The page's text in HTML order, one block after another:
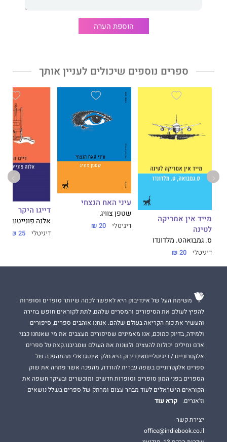
בדרכו להשלים את מכתבה הלא-גמור של סבתו שלו הוא מחיה עולם
שלם של דמויות משפחתיות לא-נשכחות, מלאונרדו הדנדי, דרך חָקוֹבוֹ,
סוחר הכובעים בעל החלומות ההנדסיים, ועד לידיה, סוחרת האמנות
היו זמנים בארגנטינההוא סיפור התבגרות, רומן פוליטי ושיר אהבה
לאלו שאינם עוד. סיור בנבכי אילן יוחסין הנפרש על פני טריטוריה
אמיתית ופנטסטית, זרה אך אוניברסלית. ספר המביא אותנו לתהות על
משמעותה של זהות בעולם התזזיתי שבו אנחנו חיים.
– סופר, משורר ומתרגם – נולד בבואנוס איירס ב-1977
לזוג מוזיקאים: אם ממוצא איטלקי-ספרדי ואב יהודי-גרמני. בנעוריו
היגרה משפחתו לגרנדה שבספרד, ושם הוא חי גם כיום.
הוא למד פילולוגיה ספרדית בגרנדה ולימד ספרות לטינו-אמריקנית.
נאומן נחשב כיום לאחד הסופרים החשובים בדור הספרותי החדש
בזכות ספרו "נוסע המאה", רומן שזכה להצלחה רבה הן בספרדית והן
בתרגומים השונים. כמו כן קיבל את פרס המבקרים (2010) ואת פרס
הלטינו-אמריקאים הצעירים המצטיינים.
נאומן פרסם עד היום שבעה רומנים, תשעה ספרי שירה, חמישה
קובצי סיפורים קצרים, ספר מסעות, ספר אפוריזמים, עשרות מאמרים
לעיתונות, ובזמנו הפנוי הוא מחבר גם קומיקס. ספריו תורגמו עד כה
זהו ספרו השני הרואה אור ב"תשע נשמות", לאחר "לדבר לעצמנו".
על המחבר ויצירתו:
"יכולת כתיבה היא תכונה שאנו מוצאים לעתים רחוקות מאוד.
הרף".
גרדיאן
הוספת הערה
ספרים נוספים שיכולים לעניין אותך
מייד אין אמריקה
לטינה
ס. גמבואהט. מלדונדו
דיגיטלי 20 ₪
עיני האח הנצחי
שטפן צוויג
דיגיטלי 20 ₪
דייגו היקר
אלנה
דיגיטלי 25 ₪
משימת העל של אינדיבוק היא לאפשר לכמה שיותר סופרים וסופרות
להפיץ לעולם את הסיפורים והמסרים שלהם, לתת לקוראים חופש בחירה
והעשיר את כוח הקריאה בעולם שלהם. אנחנו אוהבים ספרים, סיפורים
ולמידה, בדיוק כמוכם, אנו מאמינים שסיפורים מעצבים את מי שאנחנו כבני
אדם ומילים יכולות להעצים ולשנות את העולם שסביבנו.קצת על ספרים
אלקטרוניים / דיגיטלייםאינדיבוק היא חלק אינטגראלי מהמהפכה של
ספרים אלקטרוניים בשפה עברית להורדה, מהפכה אשר פתחה את שוק
הספרים בפני המון סופרים וסופרות חדשים ומוכשרים ובעיקר חשפה את
הקוראים הישראלים לעוד מבחר עצום ומרתק של ספרים בשלל נושאים
וז'אנרים.
קרא עוד
יצירת קשר
office@indiebook.co.il